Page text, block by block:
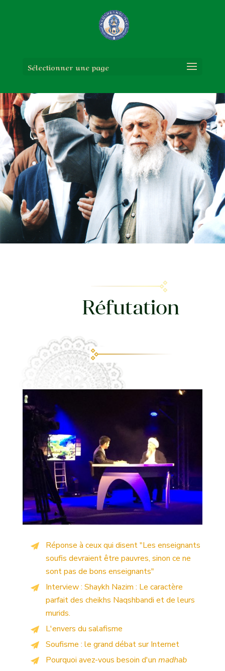
Sélectionner une page
Réfutation
Réponse à ceux qui disent "Les enseignants
soufis devraient être pauvres, sinon ce ne
sont pas de bons enseignants"
Interview : Shaykh Nazim : Le caractère
parfait des cheikhs Naqshbandi et de leurs
murids.
L'envers du salafisme
Soufisme : le grand débat sur Internet
Pourquoi avez-vous besoin d'un madhab